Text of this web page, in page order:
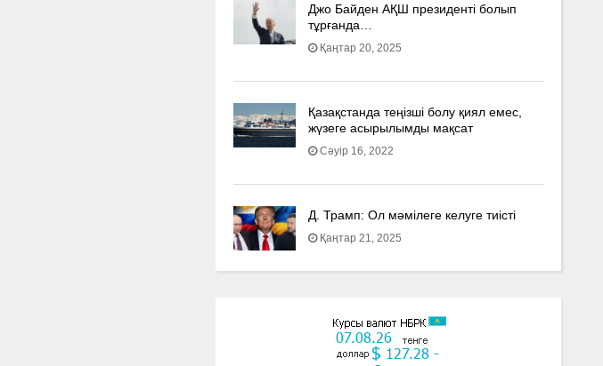
Джо Байден АҚШ президенті болып
тұрғанда…
Қаңтар 20, 2025
Қазақстанда теңізші болу қиял емес,
жүзеге асырылымды мақсат
Сәуір 16, 2022
Д. Трамп: Ол мәмілеге келуге тиісті
Қаңтар 21, 2025